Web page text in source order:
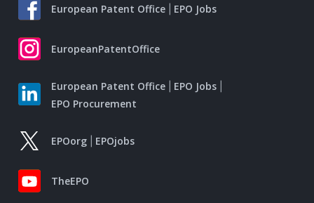
European Patent Office EPO Jobs
EuropeanPatentOffice
European Patent Office
EPO Jobs
EPO Procurement
EPOorg EPOjobs
TheEPO